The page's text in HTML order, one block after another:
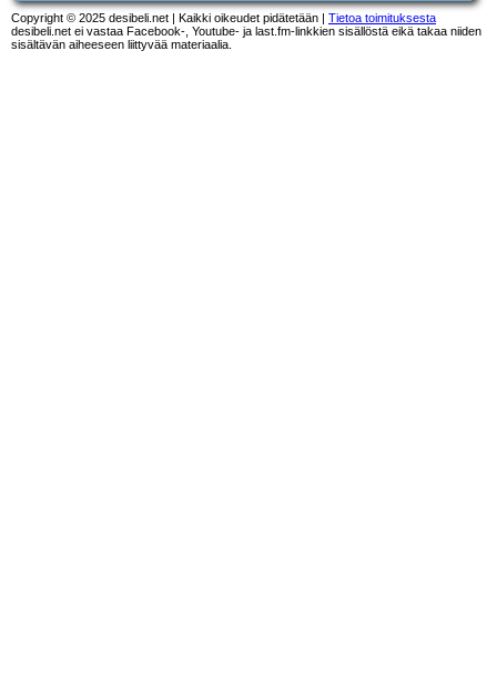
Copyright © 2025 desibeli.net | Kaikki oikeudet pidätetään | Tietoa toimituksesta
desibeli.net ei vastaa Facebook-, Youtube- ja last.fm-linkkien sisällöstä eikä takaa niiden
sisältävän aiheeseen liittyvää materiaalia.